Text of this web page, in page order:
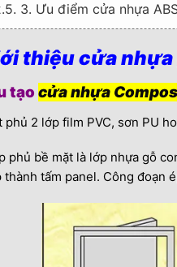
3. Ưu điểm cửa nhựa
1. Cấu tạo cửa nhựa Đài
Quy cách cửa
2. Giá bộ cửa nhựa giả
3. Ưu điểm cửa nhựa
tin liên hệ mua cửa
THÔNG TIN NHÀ CUNG CẤP
thiệu cửa
tạo cửa nhựa
phủ 2 lớp film PVC, sơn PU
phủ bề mặt là lớp nhựa gỗ
thành tấm panel. Công đoạn